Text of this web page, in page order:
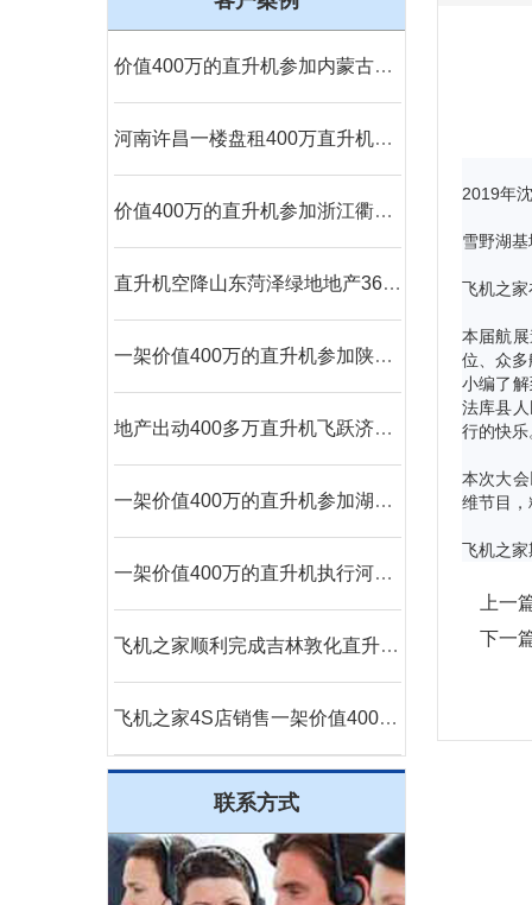
价值400万的直升机参加内蒙古呼伦贝尔静展活动
河南许昌一楼盘租400万直升机360度空中看房
价值400万的直升机参加浙江衢州静展活动
直升机空降山东菏泽绿地地产360度空中看房
一架价值400万的直升机参加陕西汉中直升机空中巡查活动
地产出动400多万直升机飞跃济南千佛山大明湖
一架价值400万的直升机参加湖南岳阳电力巡线活动
一架价值400万的直升机执行河南商丘林业飞防
飞机之家顺利完成吉林敦化直升机航测
飞机之家4S店销售一架价值400万直升机
联系方式
2019年
雪野湖
飞机之
本届航
位、众
小编了
法库县
行的快乐
本次大
维节目
飞机之
上一
下一